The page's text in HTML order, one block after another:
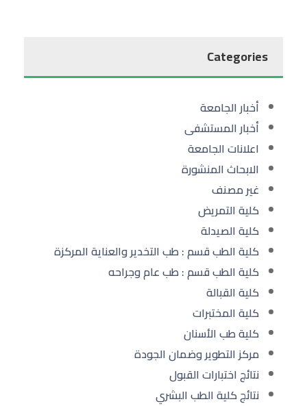
Categories
أخبار الجامعة
أخبار المستشفى
اعلانات الجامعة
الابحاث المنشورة
غير مصنف
كلية التمريض
كلية الصيدلة
كلية الطب قسم : طب التخدير والعناية المركزة
كلية الطب قسم : طب عام وجراحه
كلية القبالة
كلية المختبرات
كلية طب الأسنان
مركز التطوير وضمان الجودة
نتائج اختبارات القبول
نتائج كلية الطب البشري